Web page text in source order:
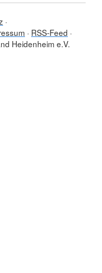
RSS-Feed
Heidenheim e.V.